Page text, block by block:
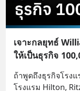
เจาะกลยุทธ์
ให้เป็นธุรกิจ
ถ้าพูดถึงธุรกิจโรง
โรงแรม Hilton,